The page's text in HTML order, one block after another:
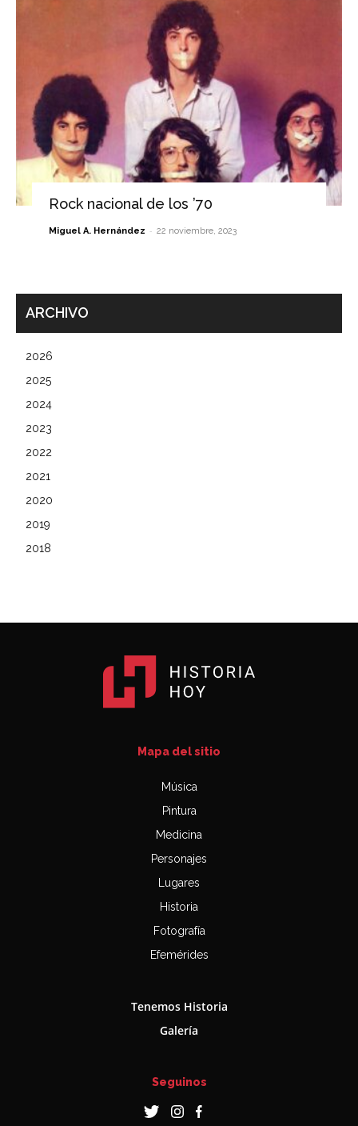
Rock nacional de los ’70
Miguel A. Hernández - 22 noviembre, 2023
ARCHIVO
2026
2025
2024
2023
2022
2021
2020
2019
2018
Mapa del sitio
Música
Pintura
Medicina
Personajes
Lugares
Historia
Fotografía
Efemérides
Tenemos Historia
Galería
Seguinos